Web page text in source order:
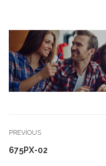
PREVIOUS
675PX-02